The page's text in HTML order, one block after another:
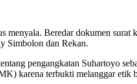
Beredar dokumen surat
Simbolon dan Rekan.
pengangkatan Suhartoyo
karena terbukti melanggar etik